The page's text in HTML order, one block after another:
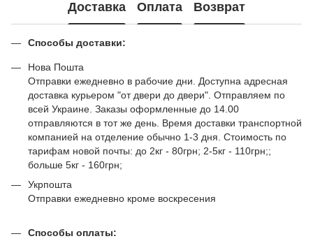
Доставка Оплата Возврат
Способы доставки:
Нова Пошта
Отправки ежедневно в рабочие дни. Доступна адресная
доставка курьером "от двери до двери". Отправляем по
всей Украине. Заказы оформленные до 14.00
отправляются в тот же день. Время доставки транспортной
компанией на отделение обычно 1-3 дня. Стоимость по
тарифам новой почты: до 2кг - 80грн; 2-5кг - 110грн;;
больше 5кг - 160грн;
Укрпошта
Отправки ежедневно кроме воскресения
Способы оплаты: